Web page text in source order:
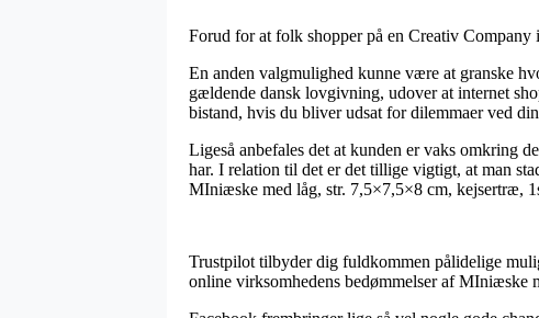
Forud for at folk shopper på en Creativ Company
En anden valgmulighed kunne være at granske
gældende dansk lovgivning, udover at internet
bistand, hvis du bliver udsat for dilemmaer ved
Ligeså anbefales det at kunden er vaks omkring
har. I relation til det er det tillige vigtigt, at man
MIniæske med låg, str. 7,5×7,5×8 cm, kejsertræ,
Trustpilot tilbyder dig fuldkommen pålidelige
online virksomhedens bedømmelser af MIniæske